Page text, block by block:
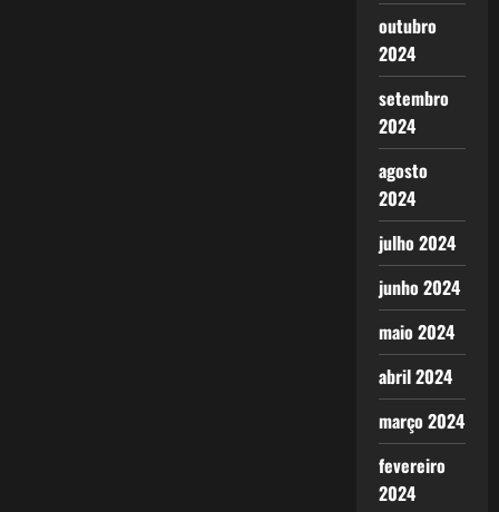
outubro
2024
setembro
2024
agosto
2024
julho 2024
junho 2024
maio 2024
abril 2024
março 2024
fevereiro
2024